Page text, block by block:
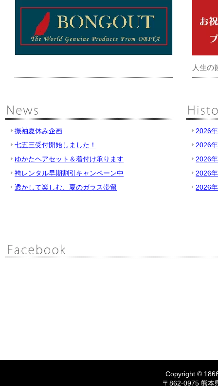
人生の
振袖夏休み企画
七五三受付開始しました！
ゆかたヘアセット＆着付け承ります
袴レンタル早期割引キャンペーン中
透かして楽しむ、夏のガラス帯留
2026
2026
2026
2026
2026
Copyright ©
〒862-0975 熊本